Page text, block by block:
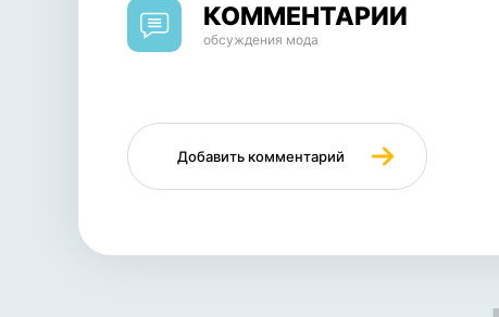
КОММЕНТАРИИ
обсуждения мода
Добавить комментарий